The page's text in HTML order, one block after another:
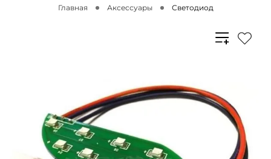
Главная Аксессуары Светодиод